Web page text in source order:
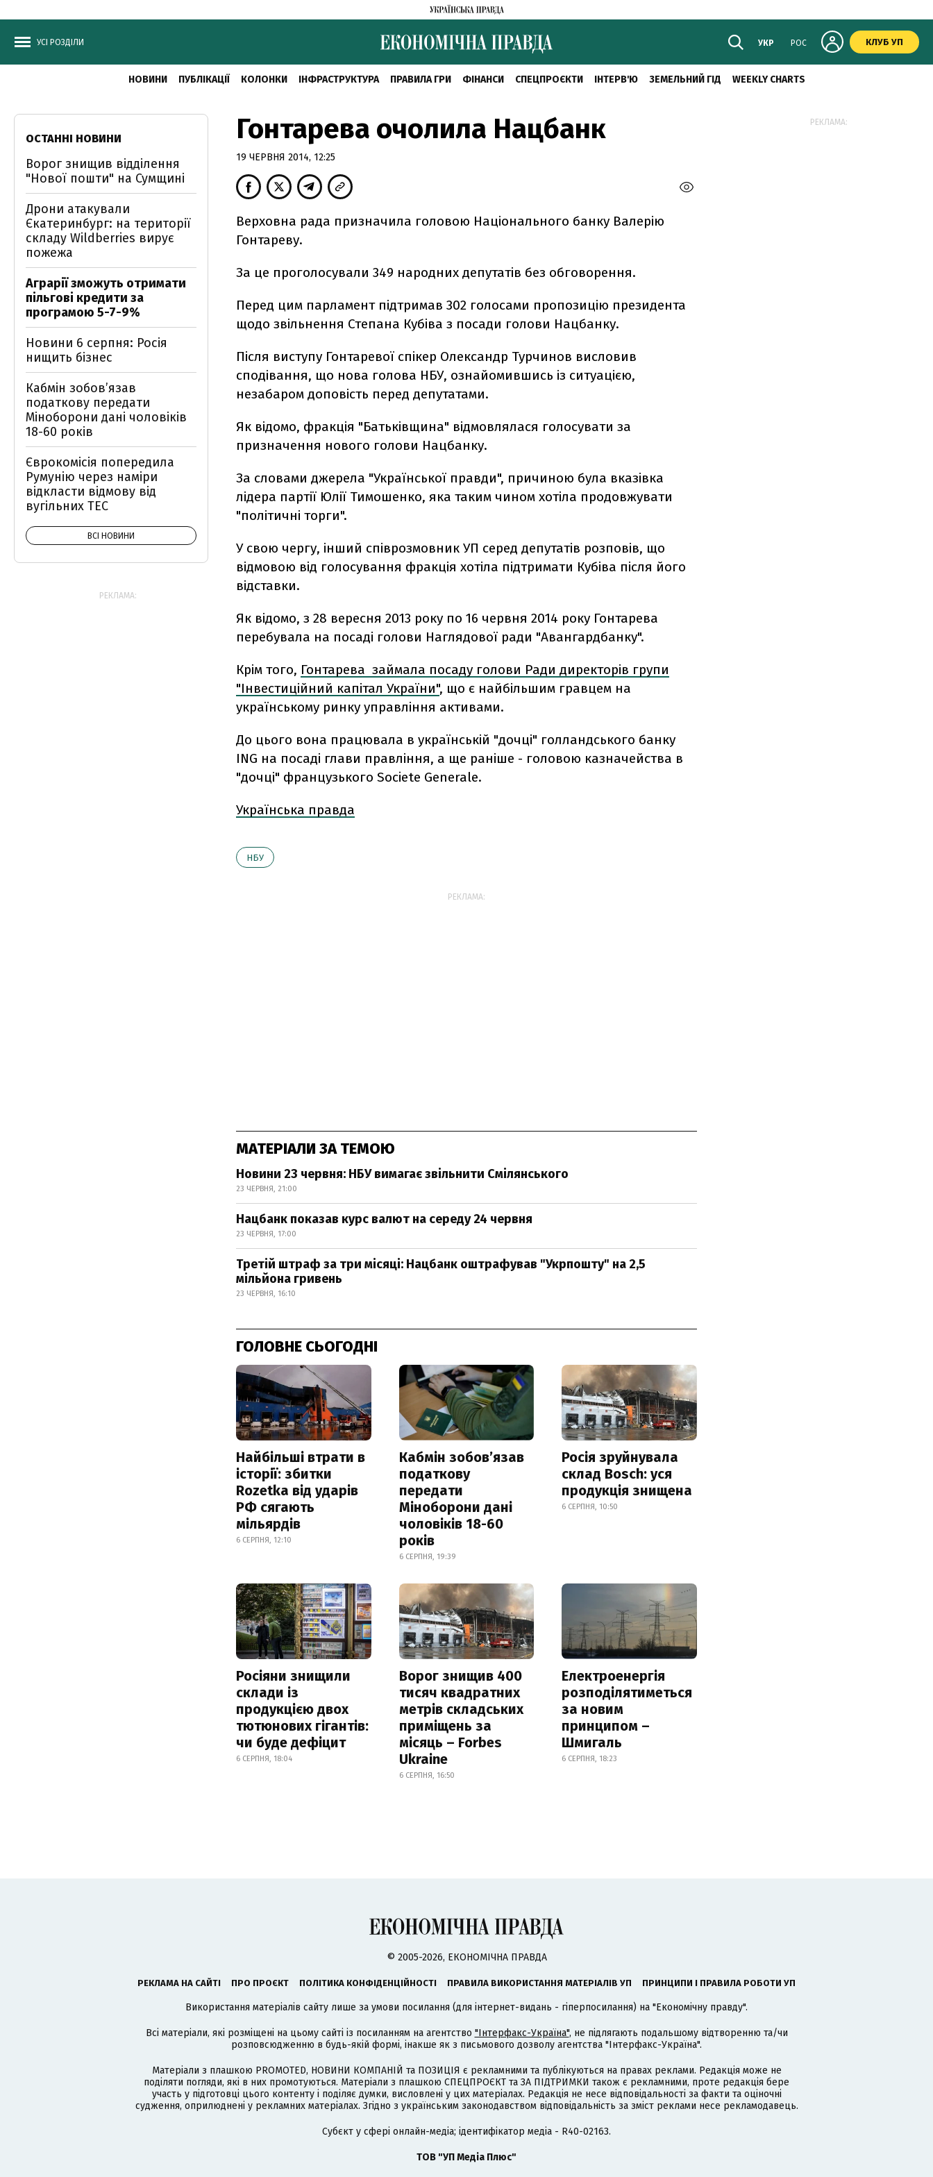
УСІ РОЗДІЛИ УКР РОС КЛУБ УП
НОВИНИ ПУБЛІКАЦІЇ КОЛОНКИ ІНФРАСТРУКТУРА ПРАВИЛА ГРИ ФІНАНСИ СПЕЦПРОЄКТИ ІНТЕРВ'Ю ЗЕМЕЛЬНИЙ ГІД WEEKLY CHARTS
Гонтарева очолила Нацбанк
19 ЧЕРВНЯ 2014, 12:25
Верховна рада призначила головою Національного банку Валерію
Гонтареву.
За це проголосували 349 народних депутатів без обговорення.
Перед цим парламент підтримав 302 голосами пропозицію президента
щодо звільнення Степана Кубіва з посади голови Нацбанку.
Після виступу Гонтаревої спікер Олександр Турчинов висловив
сподівання, що нова голова НБУ, ознайомившись із ситуацією,
незабаром доповість перед депутатами.
Як відомо, фракція "Батьківщина" відмовлялася голосувати за
призначення нового голови Нацбанку.
За словами джерела "Української правди", причиною була вказівка
лідера партії Юлії Тимошенко, яка таким чином хотіла продовжувати
"політичні торги".
У свою чергу, інший співрозмовник УП серед депутатів розповів, що
відмовою від голосування фракція хотіла підтримати Кубіва після його
відставки.
Як відомо, з 28 вересня 2013 року по 16 червня 2014 року Гонтарева
перебувала на посаді голови Наглядової ради "Авангардбанку".
Крім того, Гонтарева займала посаду голови Ради директорів групи
"Інвестиційний капітал України", що є найбільшим гравцем на
українському ринку управління активами.
До цього вона працювала в українській "дочці" голландського банку
ING на посаді глави правління, а ще раніше - головою казначейства в
"дочці" французького Societe Generale.
Українська правда
НБУ
РЕКЛАМА:
МАТЕРІАЛИ ЗА ТЕМОЮ
Новини 23 червня: НБУ вимагає звільнити Смілянського
23 ЧЕРВНЯ, 21:00
Нацбанк показав курс валют на середу 24 червня
23 ЧЕРВНЯ, 17:00
Третій штраф за три місяці: Нацбанк оштрафував "Укрпошту" на 2,5
мільйона гривень
23 ЧЕРВНЯ, 16:10
ГОЛОВНЕ СЬОГОДНІ
Найбільші втрати в
історії: збитки
Rozetka від ударів
РФ сягають
мільярдів
6 СЕРПНЯ, 12:10
Кабмін зобовʼязав
податкову
передати
Міноборони дані
чоловіків 18-60
років
6 СЕРПНЯ, 19:39
Росія зруйнувала
склад Bosch: уся
продукція знищена
6 СЕРПНЯ, 10:50
Росіяни знищили
склади із
продукцією двох
тютюнових гігантів:
чи буде дефіцит
6 СЕРПНЯ, 18:04
Ворог знищив 400
тисяч квадратних
метрів складських
приміщень за
місяць – Forbes
Ukraine
6 СЕРПНЯ, 16:50
Електроенергія
розподілятиметься
за новим
принципом –
Шмигаль
6 СЕРПНЯ, 18:23
ОСТАННІ НОВИНИ
Ворог знищив відділення
"Нової пошти" на Сумщині
Дрони атакували
Єкатеринбург: на території
складу Wildberries вирує
пожежа
Аграрії зможуть отримати
пільгові кредити за
програмою 5-7-9%
Новини 6 серпня: Росія
нищить бізнес
Кабмін зобовʼязав
податкову передати
Міноборони дані чоловіків
18-60 років
Єврокомісія попередила
Румунію через наміри
відкласти відмову від
вугільних ТЕС
ВСІ НОВИНИ
РЕКЛАМА:
РЕКЛАМА:
© 2005-2026, ЕКОНОМІЧНА ПРАВДА
РЕКЛАМА НА САЙТІ ПРО ПРОЄКТ ПОЛІТИКА КОНФІДЕНЦІЙНОСТІ ПРАВИЛА ВИКОРИСТАННЯ МАТЕРІАЛІВ УП ПРИНЦИПИ І ПРАВИЛА РОБОТИ УП
Використання матеріалів сайту лише за умови посилання (для інтернет-видань - гіперпосилання) на "Економічну правду".
Всі матеріали, які розміщені на цьому сайті із посиланням на агентство "Інтерфакс-Україна", не підлягають подальшому відтворенню та/чи
розповсюдженню в будь-якій формі, інакше як з письмового дозволу агентства "Інтерфакс-Україна".
Матеріали з плашкою PROMOTED, НОВИНИ КОМПАНІЙ та ПОЗИЦІЯ є рекламними та публікуються на правах реклами. Редакція може не
поділяти погляди, які в них промотуються. Матеріали з плашкою СПЕЦПРОЄКТ та ЗА ПІДТРИМКИ також є рекламними, проте редакція бере
участь у підготовці цього контенту і поділяє думки, висловлені у цих матеріалах. Редакція не несе відповідальності за факти та оціночні
судження, оприлюднені у рекламних матеріалах. Згідно з українським законодавством відповідальність за зміст реклами несе рекламодавець.
Cубєкт у сфері онлайн-медіа; ідентифікатор медіа - R40-02163.
ТОВ "УП Медіа Плюс"